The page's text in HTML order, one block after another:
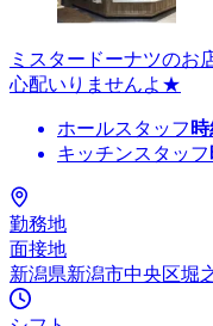
ミスタードーナツのお
心配いりませんよ★
ホールスタッフ
キッチンスタッフ
勤務地
面接地
新潟県新潟市中央区堀